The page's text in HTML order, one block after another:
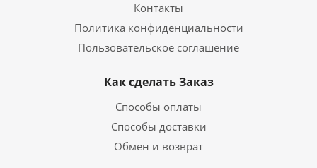
Контакты
Политика конфиденциальности
Пользовательское соглашение
Как сделать Заказ
Способы оплаты
Способы доставки
Обмен и возврат